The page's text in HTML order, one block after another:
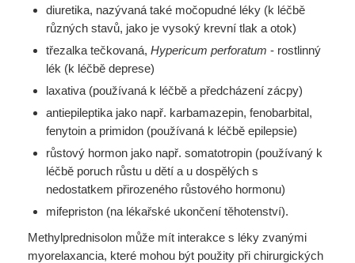
diuretika, nazývaná také močopudné léky (k léčbě
různých stavů, jako je vysoký krevní tlak a otok)
třezalka tečkovaná, Hypericum perforatum - rostlinný
lék (k léčbě deprese)
laxativa (používaná k léčbě a předcházení zácpy)
antiepileptika jako např. karbamazepin, fenobarbital,
fenytoin a primidon (používaná k léčbě epilepsie)
růstový hormon jako např. somatotropin (používaný k
léčbě poruch růstu u dětí a u dospělých s
nedostatkem přirozeného růstového hormonu)
mifepriston (na lékařské ukončení těhotenství).
Methylprednisolon může mít interakce s léky zvanými
myorelaxancia, které mohou být použity při chirurgických